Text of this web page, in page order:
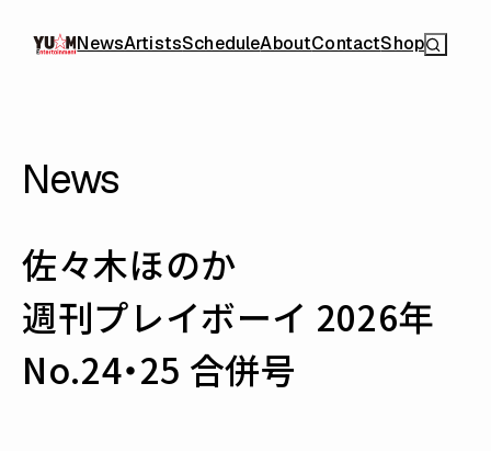
NewsArtistsScheduleAboutContactShop
News
佐々木ほのか
週刊プレイボーイ 2026年
No.24・25 合併号